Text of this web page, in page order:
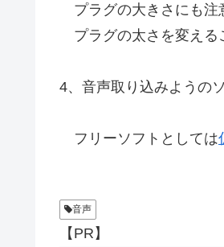
プラグの大きさにも注
プラグの太さを変える
4、音声取り込みようの
フリーソフトとしては
音声
【PR】